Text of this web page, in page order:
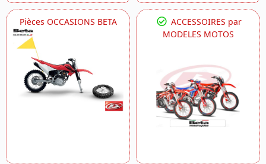
Pièces OCCASIONS BETA
ACCESSOIRES par
MODELES MOTOS